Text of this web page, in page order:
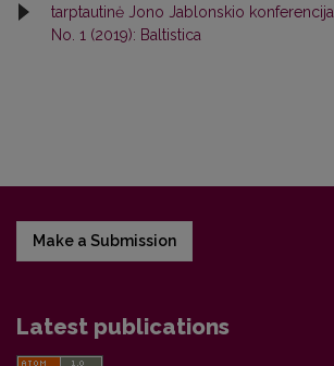
tarptautinė Jono Jablonskio konferencija
No. 1 (2019): Baltistica
Make a Submission
Latest publications